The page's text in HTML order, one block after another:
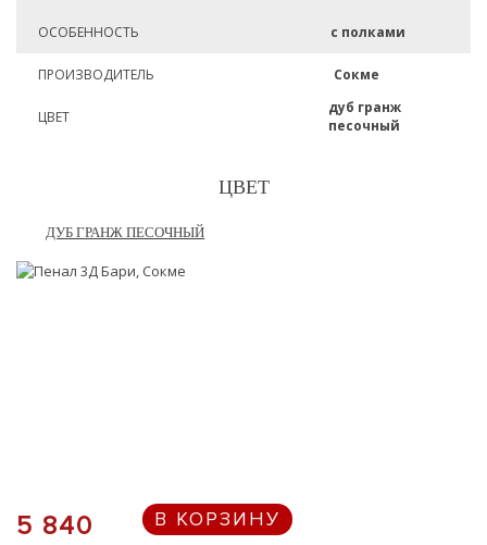
ОСОБЕННОСТЬ с полками
ПРОИЗВОДИТЕЛЬ Сокме
ЦВЕТ
дуб гранж
песочный
ЦВЕТ
ДУБ ГРАНЖ ПЕСОЧНЫЙ
5 840 В КОРЗИНУ